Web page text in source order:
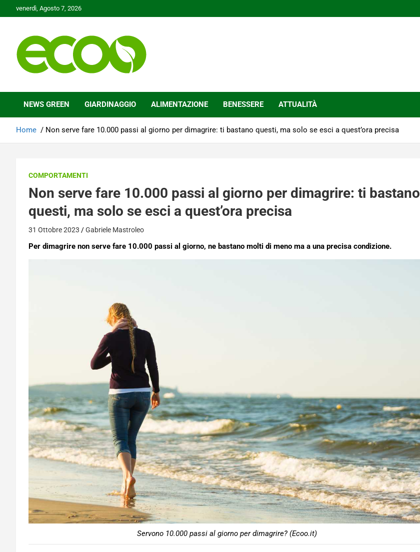
to
venerdì, Agosto 7, 2026
Ecoo.it
NEWS GREEN GIARDINAGGIO ALIMENTAZIONE BENESSERE ATTUALITÀ
Home Non serve fare 10.000 passi al giorno per dimagrire: ti bastano questi, ma solo se esci a quest’ora precisa
COMPORTAMENTI
Non serve fare 10.000 passi al giorno per dimagrire: ti bastano
questi, ma solo se esci a quest’ora precisa
31 Ottobre 2023 Gabriele Mastroleo
Per dimagrire non serve fare 10.000 passi al giorno, ne bastano molti di meno ma a una precisa condizione.
Servono 10.000 passi al giorno per dimagrire? (Ecoo.it)